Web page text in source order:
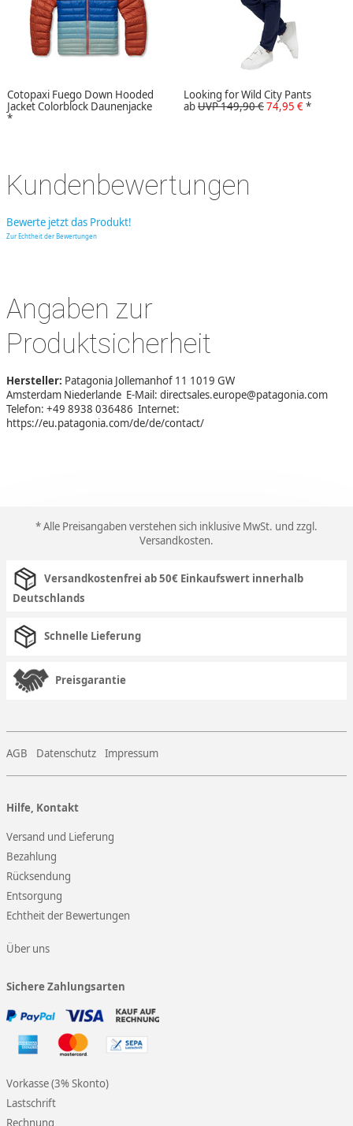
Cotopaxi Fuego Down Hooded
Jacket Colorblock Daunenjacke
*
Looking for Wild City Pants
abUVP 149,90 €74,95 €*
Kundenbewertungen
Bewerte jetzt das Produkt!
Zur Echtheit der Bewertungen
Angaben zur
Produktsicherheit
Hersteller: Patagonia Jollemanhof 11 1019 GW
Amsterdam Niederlande E-Mail: directsales.europe@patagonia.com
Telefon: +49 8938 036486 Internet:
https://eu.patagonia.com/de/de/contact/
* Alle Preisangaben verstehen sich inklusive MwSt. und zzgl.
Versandkosten.
Versandkostenfrei ab 50€ Einkaufswert innerhalb
Deutschlands
Schnelle Lieferung
Preisgarantie
AGB Datenschutz Impressum
Hilfe, Kontakt
Versand und Lieferung
Bezahlung
Rücksendung
Entsorgung
Echtheit der Bewertungen
Über uns
Sichere Zahlungsarten
Vorkasse (3% Skonto)
Lastschrift
Rechnung